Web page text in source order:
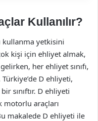
Kullanılır?
kullanma yetkisini
kişi için ehliyet almak,
her ehliyet sınıfı,
D ehliyeti,
sınıftır. D ehliyeti
araçları
makalede D ehliyeti ile